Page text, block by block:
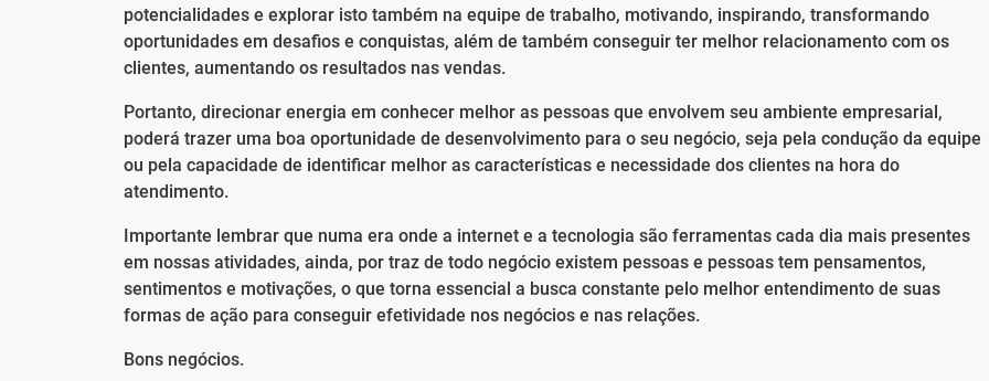
potencialidades e explorar isto também na equipe de trabalho, motivando, inspirando, transformando
oportunidades em desafios e conquistas, além de também conseguir ter melhor relacionamento com os
clientes, aumentando os resultados nas vendas.
Portanto, direcionar energia em conhecer melhor as pessoas que envolvem seu ambiente empresarial,
poderá trazer uma boa oportunidade de desenvolvimento para o seu negócio, seja pela condução da equipe
ou pela capacidade de identificar melhor as características e necessidade dos clientes na hora do
atendimento.
Importante lembrar que numa era onde a internet e a tecnologia são ferramentas cada dia mais presentes
em nossas atividades, ainda, por traz de todo negócio existem pessoas e pessoas tem pensamentos,
sentimentos e motivações, o que torna essencial a busca constante pelo melhor entendimento de suas
formas de ação para conseguir efetividade nos negócios e nas relações.
Bons negócios.